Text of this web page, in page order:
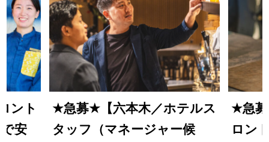
ント
安
★急募★【六本木／ホテルス
タッフ（マネージャー候
★急募
ロン